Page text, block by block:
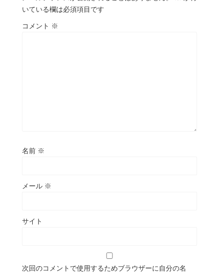
いている欄は必須項目です
コメント ※
名前 ※
メール ※
サイト
次回のコメントで使用するためブラウザーに自分の名